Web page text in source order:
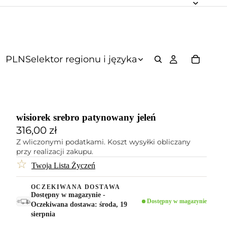
PLNSelektor regionu i języka
wisiorek srebro patynowany jeleń
316,00 zł
Z wliczonymi podatkami. Koszt wysyłki obliczany
przy realizacji zakupu.
☆ Twoja Lista Życzeń
OCZEKIWANA DOSTAWA
Dostępny w magazynie -
Oczekiwana dostawa: środa, 19
sierpnia
Dostępny w magazynie